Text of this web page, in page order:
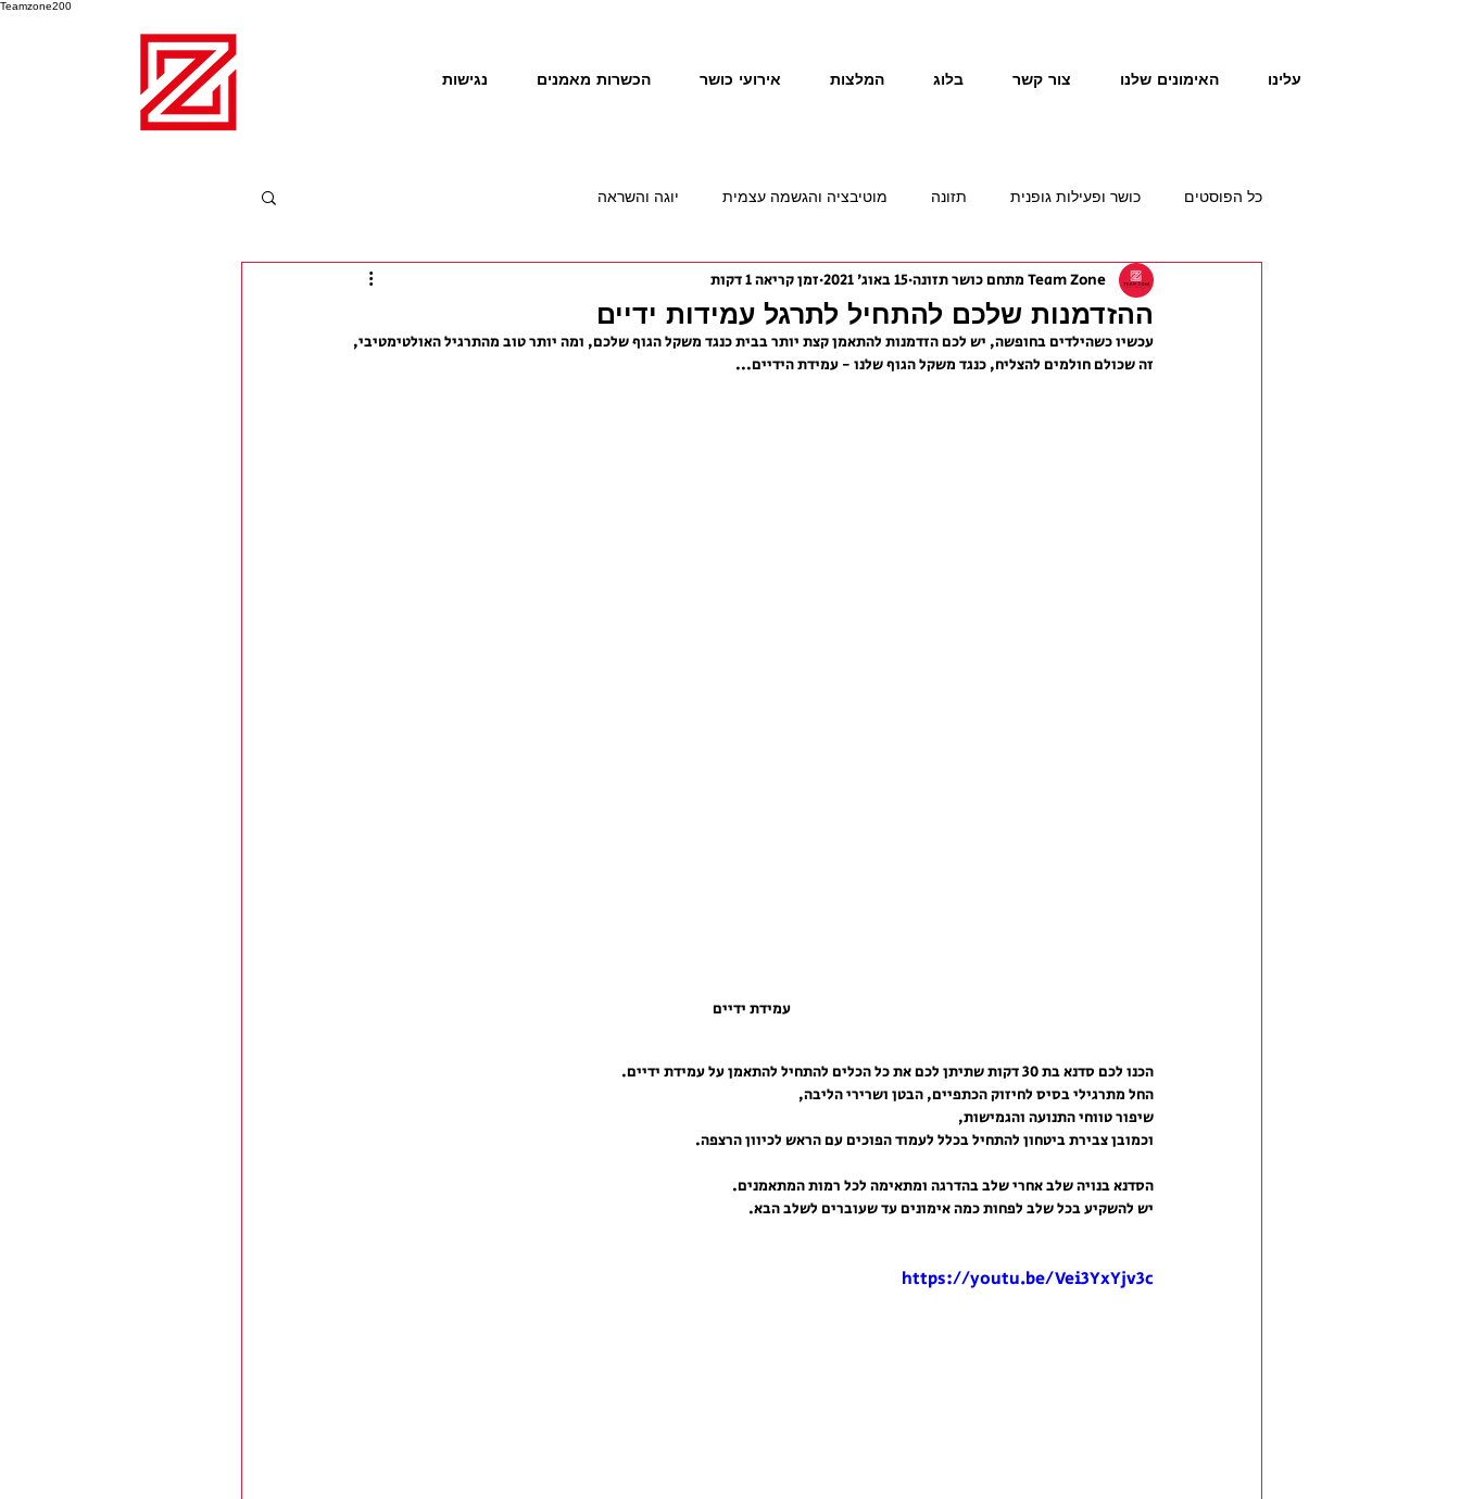
Teamzone200
נגישות הכשרות מאמנים אירועי כושר המלצות בלוג צור קשר האימונים שלנו עלינו
כל הפוסטים כושר ופעילות גופנית תזונה מוטיבציה והגשמה עצמית יוגה והשראה
ההזדמנות שלכם להתחיל לתרגל עמידות ידיים
Team Zone מתחם כושר תזונה 15 באוג׳ 2021 זמן קריאה 1 דקות
עכשיו כשהילדים בחופשה, יש לכם הזדמנות להתאמן קצת יותר בבית כנגד משקל הגוף שלכם, ומה יותר טוב מהתרגיל האולטימטיבי,
זה שכולם חולמים להצליח, כנגד משקל הגוף שלנו - עמידת הידיים...
עמידת ידיים
הכנו לכם סדנא בת 30 דקות שתיתן לכם את כל הכלים להתחיל להתאמן על עמידת ידיים.
החל מתרגילי בסיס לחיזוק הכתפיים, הבטן ושרירי הליבה,
שיפור טווחי התנועה והגמישות,
וכמובן צבירת ביטחון להתחיל בכלל לעמוד הפוכים עם הראש לכיוון הרצפה.
הסדנא בנויה שלב אחרי שלב בהדרגה ומתאימה לכל רמות המתאמנים.
יש להשקיע בכל שלב לפחות כמה אימונים עד שעוברים לשלב הבא.
https://youtu.be/Vei3YxYjv3c